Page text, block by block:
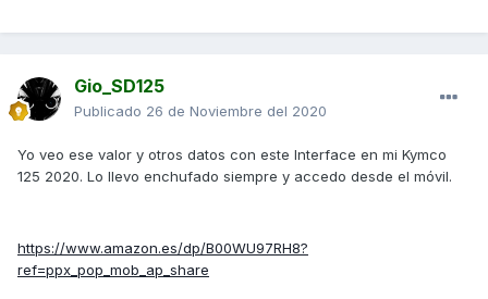
Gio_SD125
Publicado 26 de Noviembre del 2020
Yo veo ese valor y otros datos con este Interface en mi Kymco
125 2020. Lo llevo enchufado siempre y accedo desde el móvil.
https://www.amazon.es/dp/B00WU97RH8?
ref=ppx_pop_mob_ap_share